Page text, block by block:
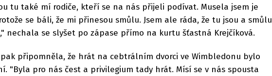
tu také mí rodiče, kteří se na nás přijeli podívat. Musela jsem je
se báli, že mi přinesou smůlu. Jsem ale ráda, že tu jsou a smůlu
nechala se slyšet po zápase přímo na kurtu šťastná Krejčíková.
připomněla, že hrát na cebtrálním dvorci ve Wimbledonu bylo
"Byla pro nás čest a privilegium tady hrát. Mísí se v nás spousta